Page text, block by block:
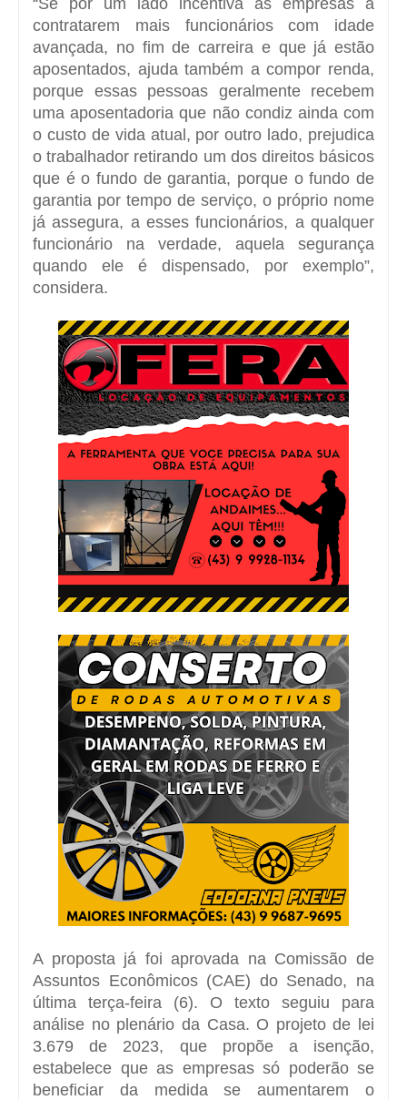
contratarem mais funcionários com idade
avançada, no fim de carreira e que já estão
aposentados, ajuda também a compor renda,
porque essas pessoas geralmente recebem
uma aposentadoria que não condiz ainda com
o custo de vida atual, por outro lado, prejudica
o trabalhador retirando um dos direitos básicos
que é o fundo de garantia, porque o fundo de
garantia por tempo de serviço, o próprio nome
já assegura, a esses funcionários, a qualquer
funcionário na verdade, aquela segurança
quando ele é dispensado, por exemplo”,
considera.
A proposta já foi aprovada na Comissão de
Assuntos Econômicos (CAE) do Senado, na
última terça-feira (6). O texto seguiu para
análise no plenário da Casa. O projeto de lei
3.679 de 2023, que propõe a isenção,
estabelece que as empresas só poderão se
beneficiar da medida se aumentarem o